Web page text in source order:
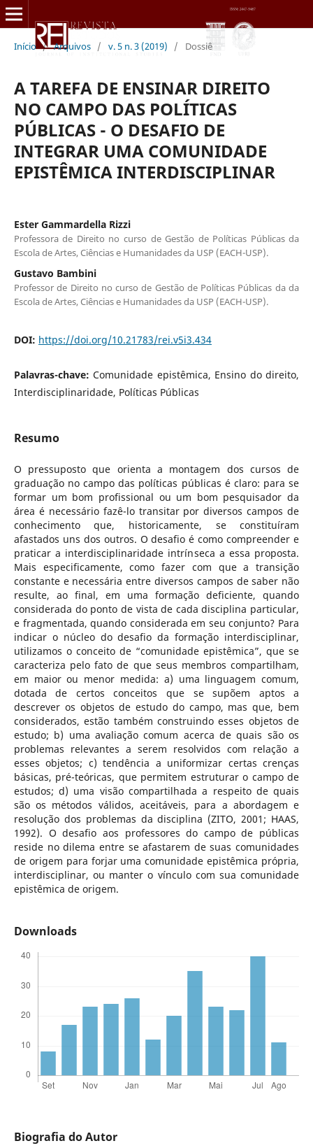
Início / Arquivos / v. 5 n. 3 (2019) / Dossiê
A TAREFA DE ENSINAR DIREITO
NO CAMPO DAS POLÍTICAS
PÚBLICAS - O DESAFIO DE
INTEGRAR UMA COMUNIDADE
EPISTÊMICA INTERDISCIPLINAR
Ester Gammardella Rizzi
Professora de Direito no curso de Gestão de Políticas Públicas da
Escola de Artes, Ciências e Humanidades da USP (EACH-USP).
Gustavo Bambini
Professor de Direito no curso de Gestão de Políticas Públicas da da
Escola de Artes, Ciências e Humanidades da USP (EACH-USP).
DOI: https://doi.org/10.21783/rei.v5i3.434
Palavras-chave:Comunidade epistêmica, Ensino do direito,
Interdisciplinaridade, Políticas Públicas
Resumo
O pressuposto que orienta a montagem dos cursos de
graduação no campo das políticas públicas é claro: para se
formar um bom profissional ou um bom pesquisador da
área é necessário fazê-lo transitar por diversos campos de
conhecimento que, historicamente, se constituíram
afastados uns dos outros. O desafio é como compreender e
praticar a interdisciplinaridade intrínseca a essa proposta.
Mais especificamente, como fazer com que a transição
constante e necessária entre diversos campos de saber não
resulte, ao final, em uma formação deficiente, quando
considerada do ponto de vista de cada disciplina particular,
e fragmentada, quando considerada em seu conjunto? Para
indicar o núcleo do desafio da formação interdisciplinar,
utilizamos o conceito de “comunidade epistêmica”, que se
caracteriza pelo fato de que seus membros compartilham,
em maior ou menor medida: a) uma linguagem comum,
dotada de certos conceitos que se supõem aptos a
descrever os objetos de estudo do campo, mas que, bem
considerados, estão também construindo esses objetos de
estudo; b) uma avaliação comum acerca de quais são os
problemas relevantes a serem resolvidos com relação a
esses objetos; c) tendência a uniformizar certas crenças
básicas, pré-teóricas, que permitem estruturar o campo de
estudos; d) uma visão compartilhada a respeito de quais
são os métodos válidos, aceitáveis, para a abordagem e
resolução dos problemas da disciplina (ZITO, 2001; HAAS,
1992). O desafio aos professores do campo de públicas
reside no dilema entre se afastarem de suas comunidades
de origem para forjar uma comunidade epistêmica própria,
interdisciplinar, ou manter o vínculo com sua comunidade
epistêmica de origem.
Downloads
Biografia do Autor